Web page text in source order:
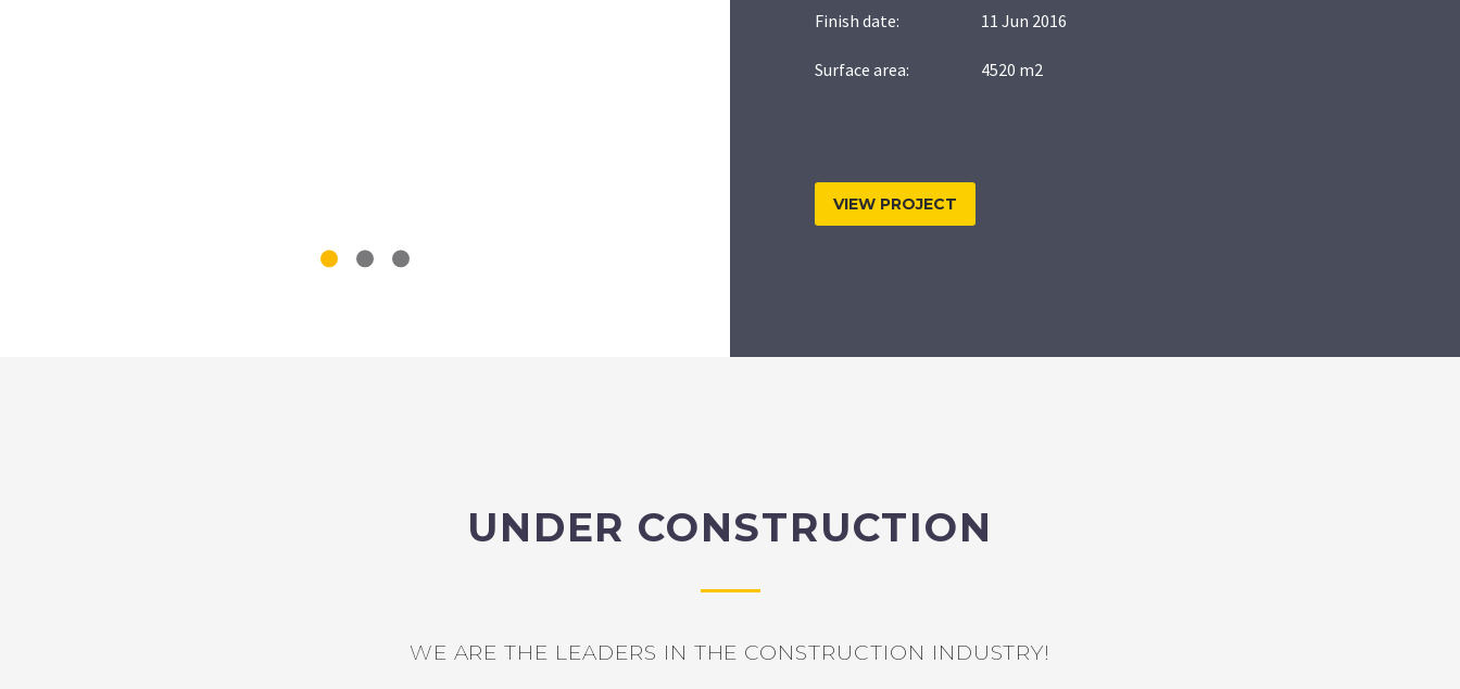
Finish date: 11 Jun 2016
Surface area: 4520 m2
VIEW PROJECT
UNDER CONSTRUCTION
WE ARE THE LEADERS IN THE CONSTRUCTION INDUSTRY!